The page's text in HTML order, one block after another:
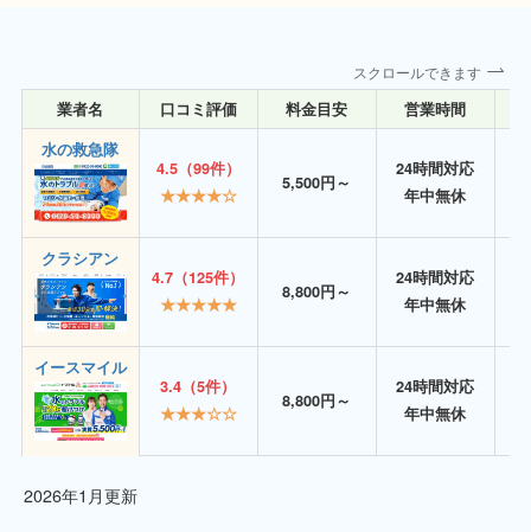
スクロールできます
業者名 口コミ評価 料金目安 営業時間
水の救急隊
4.5（99件）
★★★★☆
5,500円～
24時間対応
年中無休
クラシアン
4.7（125件）
★★★★★
8,800円～
24時間対応
年中無休
イースマイル
3.4（5件）
★★★☆☆
8,800円～
24時間対応
年中無休
2026年1月更新